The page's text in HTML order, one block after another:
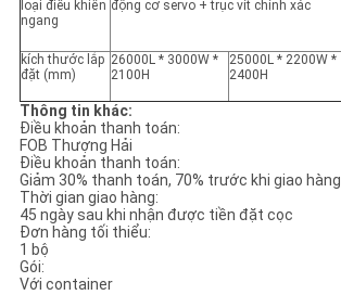
loại điều khiển
ngang
động cơ servo + trục vít chính xác
kích thước lắp
đặt (mm)
26000L * 3000W *
2100H
25000L * 2200W *
2400H
Thông tin khác:
Điều khoản thanh toán:
FOB Thượng Hải
Điều khoản thanh toán:
Giảm 30% thanh toán, 70% trước khi giao hàng
Thời gian giao hàng:
45 ngày sau khi nhận được tiền đặt cọc
Đơn hàng tối thiểu:
1 bộ
Gói:
Với container